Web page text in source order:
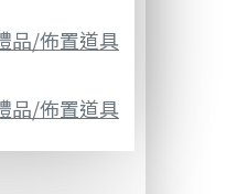
品/佈置道具
品/佈置道具